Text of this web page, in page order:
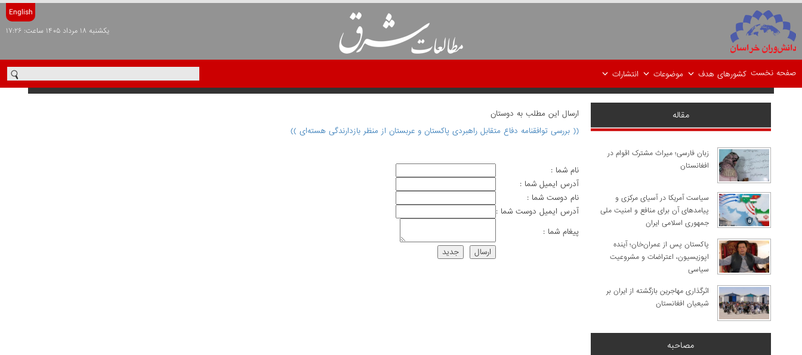
English
يکشنبه ۱۸ مرداد ۱۴۰۵ ساعت: ۱۷:۲۶
صفحه نخست کشورهای هدف موضوعات انتشارات
مقاله
زبان فارسی؛ میراث مشترک اقوام در
افغانستان
سیاست آمریکا در آسیای مرکزی و
پیامدهای آن برای منافع و امنیت ملی
جمهوری اسلامی ایران
پاکستان پس از عمران‌خان؛ آینده
اپوزیسیون، اعتراضات و مشروعیت
سیاسی
اثرگذاری مهاجرین بازگشته از ایران بر
شیعیان افغانستان
مصاحبه
ارسال اين مطلب به دوستان
(( بررسی توافقنامه دفاع متقابل راهبردی پاکستان و عربستان از منظر بازدارندگی هسته‌ای ))
نام شما :
آدرس ايميل شما :
نام دوست شما :
آدرس ايميل دوست شما :
پيغام شما :
ارسال
جديد